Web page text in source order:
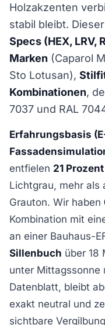
Holzakzenten
stabil bleibt.
Specs (HEX, LRV,
Marken (Caparol
Sto Lotusan),
Kombinationen,
7037 und RAL
Erfahrungsbasis
entfielen 21
Lichtgrau, mehr als
Grauton. Wir haben
Kombination mit
an einer Bauhaus-
Sillenbuch über 18
unter Mittagssonne
Datenblatt, bleibt
exakt neutral und
sichtbare